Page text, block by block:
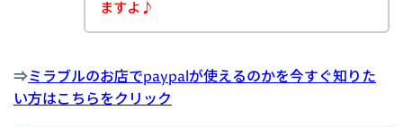
ますよ♪
⇒ミラブルのお店でpaypalが使えるのかを今すぐ知りた
い方はこちらをクリック